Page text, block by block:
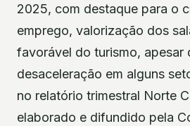
2025, com destaque para o
emprego, valorização dos
favorável do turismo, apesar
desaceleração em alguns
no relatório trimestral Norte
elaborado e difundido pela